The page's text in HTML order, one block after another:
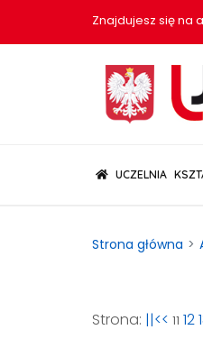
Znajdujesz się na
(CURRENT)
UCZELNIA
Strona główna
Strona: ||<< 11 12